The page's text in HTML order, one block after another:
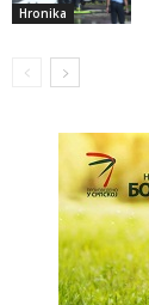
Hronika